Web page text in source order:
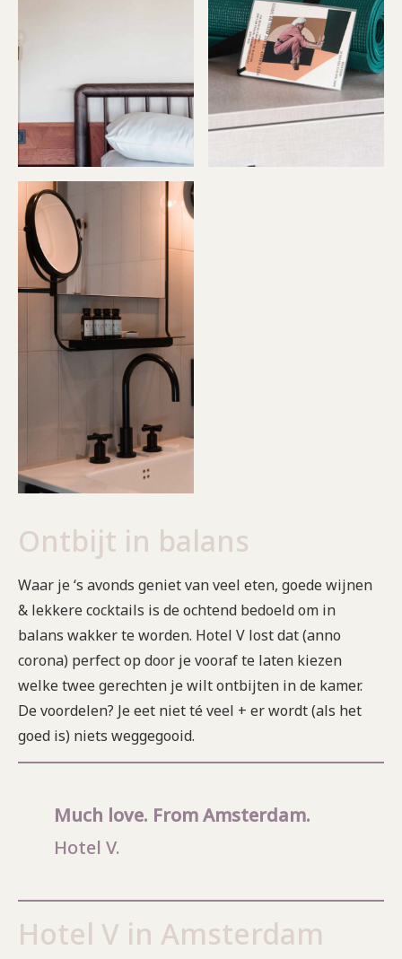
Ontbijt in balans
Waar je ‘s avonds geniet van veel eten, goede wijnen
& lekkere cocktails is de ochtend bedoeld om in
balans wakker te worden. Hotel V lost dat (anno
corona) perfect op door je vooraf te laten kiezen
welke twee gerechten je wilt ontbijten in de kamer.
De voordelen? Je eet niet té veel + er wordt (als het
goed is) niets weggegooid.
Much love. From Amsterdam.
Hotel V.
Hotel V in Amsterdam